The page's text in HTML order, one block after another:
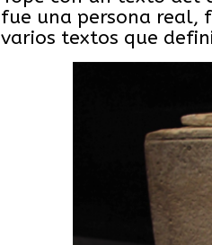
fue una persona real,
varios textos que